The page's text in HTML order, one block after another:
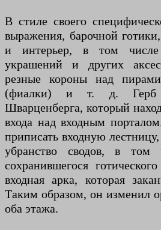
В стиле своего
выражения, барочной
и интерьер, в том числе
украшений и других
резные короны над
(фиалки) и т. д. Герб
Шварценберга, который
входа над входным
приписать входную
убранство сводов, в том
сохранившегося
входная арка, которая
Таким образом, он изменил
оба этажа.